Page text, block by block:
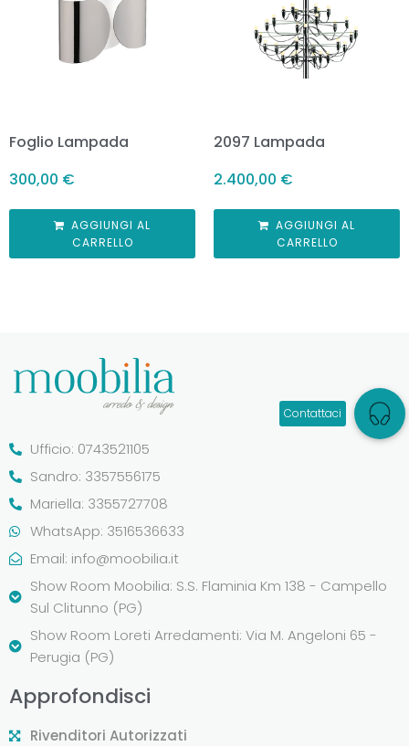
Foglio Lampada
300,00 €
AGGIUNGI AL
CARRELLO
2097 Lampada
2.400,00 €
AGGIUNGI AL
CARRELLO
Ufficio: 0743521105
Sandro: 3357556175
Mariella: 3355727708
WhatsApp: 3516536633
Email: info@moobilia.it
Show Room Moobilia: S.S. Flaminia Km 138 - Campello
Sul Clitunno (PG)
Show Room Loreti Arredamenti: Via M. Angeloni 65 -
Perugia (PG)
Approfondisci
Rivenditori Autorizzati